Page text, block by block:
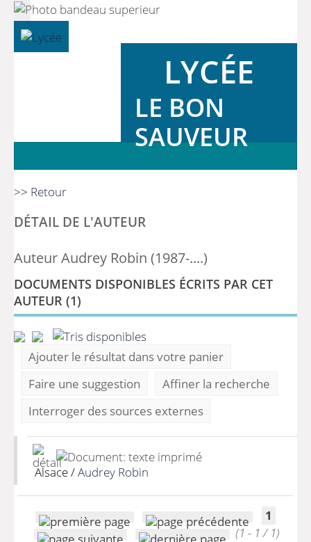
LYCÉE
LE BON
SAUVEUR
>> Retour
DÉTAIL DE L'AUTEUR
Auteur Audrey Robin (1987-....)
DOCUMENTS DISPONIBLES ÉCRITS PAR CET
AUTEUR (1)
Ajouter le résultat dans votre panier
Faire une suggestion
Affiner la recherche
Interroger des sources externes
Alsace/Audrey Robin
1
(1 - 1 / 1)